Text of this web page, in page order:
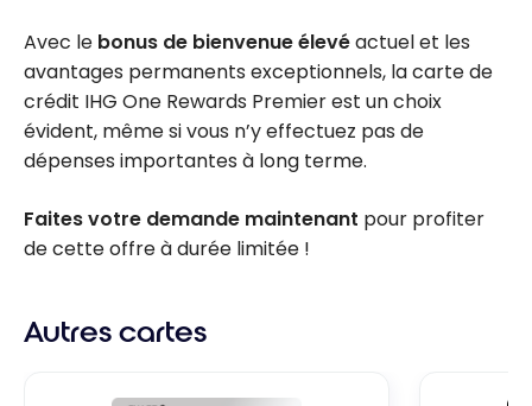
Avec le bonus de bienvenue élevéactuel et les
avantages permanents exceptionnels, la carte de
crédit IHG One Rewards Premier est un choix
évident, même si vous n’y effectuez pas de
dépenses importantes à long terme.
Faites votre demande maintenant pour profiter
de cette offre à durée limitée !
Autres cartes